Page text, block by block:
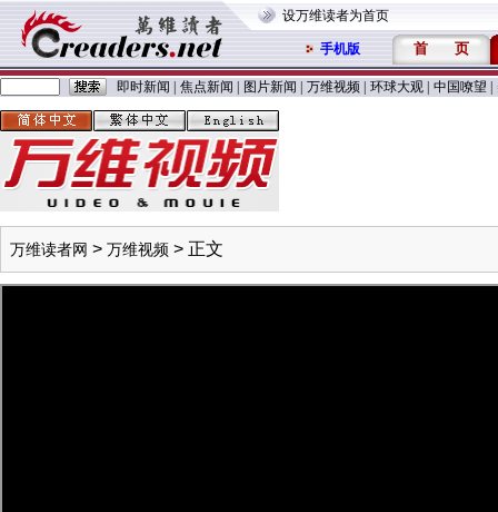
设万维读者为首页
手机版 首 页
即时新闻 焦点新闻 图片新闻 万维视频 环球大观 中国嘹望
万维读者网 > 万维视频 > 正文